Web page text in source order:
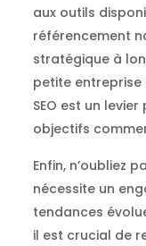
aux outils
référencement
stratégique à
petite
SEO est un
objectifs
Enfin, n’oubliez
nécessite un
tendances
il est crucial de